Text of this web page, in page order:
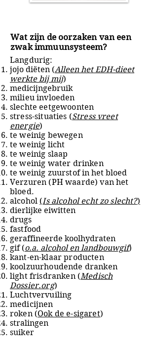
Wat zijn de oorzaken van een
zwak immuunsysteem?
Langdurig:
jojo diëten (Alleen het EDH-dieet
werkte bij mij)
medicijngebruik
milieu invloeden
slechte eetgewoonten
stress-situaties (Stress vreet
energie)
te weinig bewegen
te weinig licht
te weinig slaap
te weinig water drinken
te weinig zuurstofin het bloed
Verzuren (PH waarde) van het
bloed.
alcohol (Is alcohol echt zo slecht?)
dierlijke eiwitten
drugs
fastfood
geraffineerde koolhydraten
gif (o.a. alcohol en landbouwgif)
kant-en-klaar producten
koolzuurhoudende dranken
light frisdranken (Medisch
Dossier.org)
Luchtvervuiling
medicijnen
roken (Ook de e-sigaret)
stralingen
suiker